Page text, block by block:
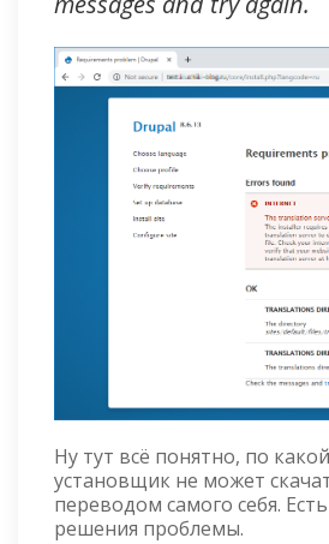
Ну тут всё понятно, по
установщик не может
переводом самого себя.
решения проблемы.